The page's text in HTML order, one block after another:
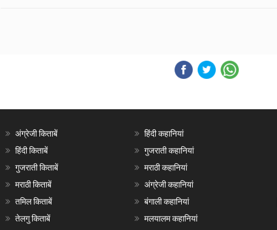
अंग्रेजी किताबें
हिंदी किताबें
गुजराती किताबें
मराठी किताबें
तमिल किताबें
तेलगु किताबें
हिंदी कहानियां
गुजराती कहानियां
मराठी कहानियां
अंग्रेजी कहानियां
बंगाली कहानियां
मलयालम कहानियां